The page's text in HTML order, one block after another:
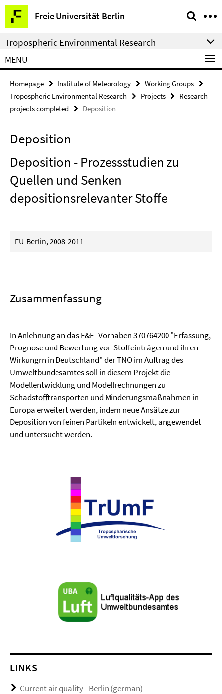
Springe
direkt
zu
Inhalt
Freie Universität Berlin
Service
Navigation
Tropospheric Environmental Research
MENU
Homepage Institute of Meteorology
Working Groups
Tropospheric Environmental Research
Projects
Research
projects completed
Deposition
Deposition
Deposition - Prozessstudien zu
Quellen und Senken
depositionsrelevanter Stoffe
FU-Berlin, 2008-2011
Zusammenfassung
In Anlehnung an das F&E- Vorhaben 370764200 "Erfassung,
Prognose und Bewertung von Stoffeinträgen und ihren
Wirkungrn in Deutschland" der TNO im Auftrag des
Umweltbundesamtes soll in diesem Projekt die
Modellentwicklung und Modellrechnungen zu
Schadstofftransporten und Minderungsmaßnahmen in
Europa erweitert werden, indem neue Ansätze zur
Deposition von feinen Partikeln entwickelt, angewendet
und untersucht werden.
LINKS
Current air quality - Berlin (german)